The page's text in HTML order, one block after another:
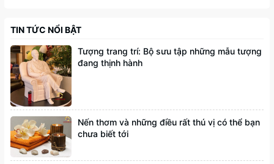
TIN TỨC NỔI BẬT
Tượng trang trí: Bộ sưu tập những mẫu tượng
đang thịnh hành
Nến thơm và những điều rất thú vị có thể bạn
chưa biết tới